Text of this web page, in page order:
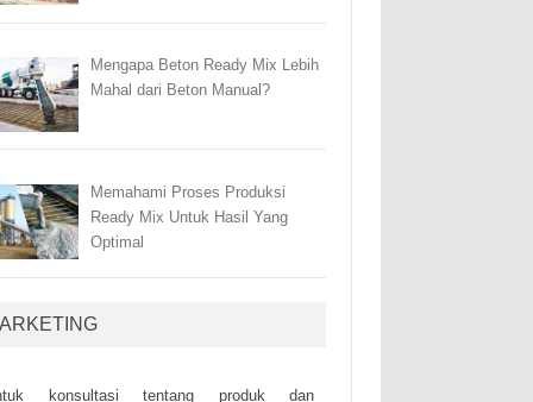
Mengapa Beton Ready Mix Lebih
Mahal dari Beton Manual?
Memahami Proses Produksi
Ready Mix Untuk Hasil Yang
Optimal
kоnsultаsі tеntаng рrоduk dаn